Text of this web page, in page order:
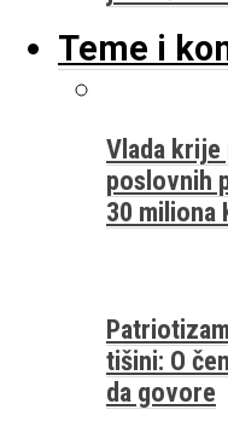
Teme i
Vlada
poslovnih
30 miliona
tišini: O
da govore